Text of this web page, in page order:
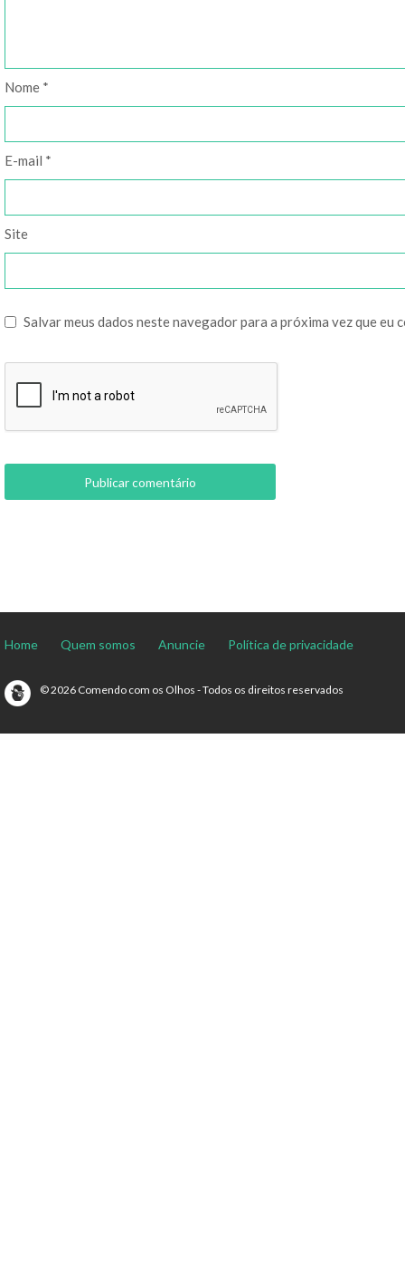
Nome *
E-mail *
Site
Salvar meus dados neste navegador para a próxima vez que eu
Home Quem somos Anuncie Política de privacidade
© 2026 Comendo com os Olhos - Todos os direitos reservados